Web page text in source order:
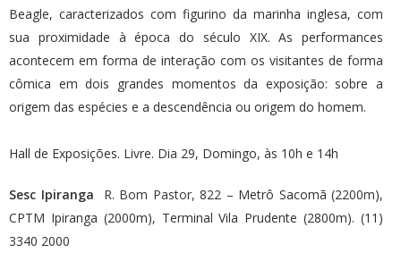
Beagle, caracterizados com figurino da marinha inglesa, com
sua proximidade à época do século XIX. As performances
acontecem em forma de interação com os visitantes de forma
cômica em dois grandes momentos da exposição: sobre a
origem das espécies e a descendência ou origem do homem.
Hall de Exposições. Livre. Dia 29, Domingo, às 10h e 14h
Sesc Ipiranga R. Bom Pastor, 822 – Metrô Sacomã (2200m),
CPTM Ipiranga (2000m), Terminal Vila Prudente (2800m). (11)
3340 2000